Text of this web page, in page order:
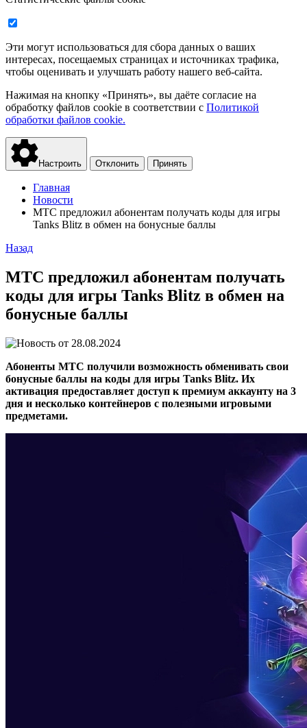
Эти могут использоваться для сбора данных о ваших
интересах, посещаемых страницах и источниках трафика,
чтобы оценивать и улучшать работу нашего веб-сайта.
Нажимая на кнопку «Принять», вы даёте согласие на
обработку файлов cookie в соответствии с Политикой
обработки файлов cookie.
Настроить Отклонить Принять
Главная
Новости
МТС предложил абонентам получать коды для игры
Tanks Blitz в обмен на бонусные баллы
Назад
МТС предложил абонентам получать
коды для игры Tanks Blitz в обмен на
бонусные баллы
28.08.2024
Абоненты МТС получили возможность обменивать свои
бонусные баллы на коды для игры Tanks Blitz. Их
активация предоставляет доступ к премиум аккаунту на 3
дня и несколько контейнеров с полезными игровыми
предметами.